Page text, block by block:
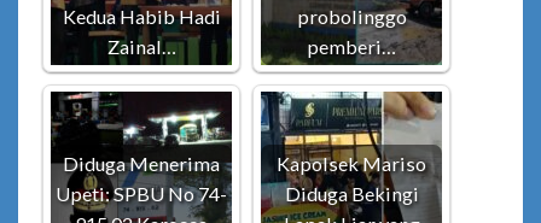
Kedua Habib Hadi
Zainal…
probolinggo
pemberi…
Diduga Menerima
Upeti: SPBU No 74-
Kapolsek Mariso
Diduga Bekingi